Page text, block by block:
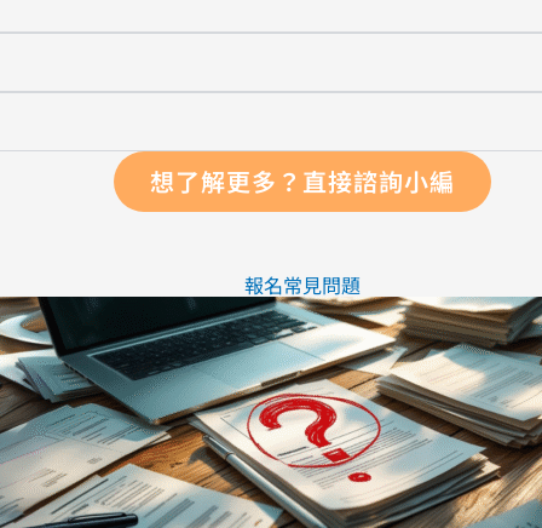
想了解更多？直接諮詢小編
報名常見問題